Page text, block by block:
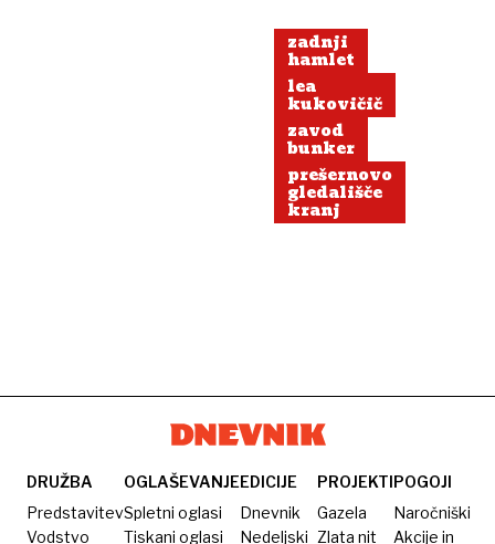
zadnji
hamlet
lea
kukovičič
zavod
bunker
prešernovo
gledališče
kranj
DRUŽBA
Predstavitev
Vodstvo
OGLAŠEVANJE
Spletni oglasi
Tiskani oglasi
EDICIJE
Dnevnik
Nedeljski
PROJEKTI
Gazela
Zlata nit
POGOJI
Naročniški
Akcije in